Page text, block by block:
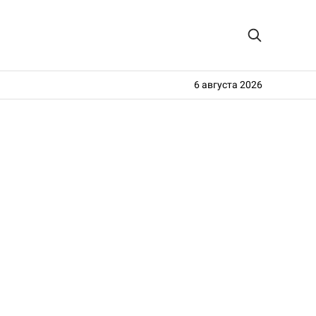
6 августа 2026